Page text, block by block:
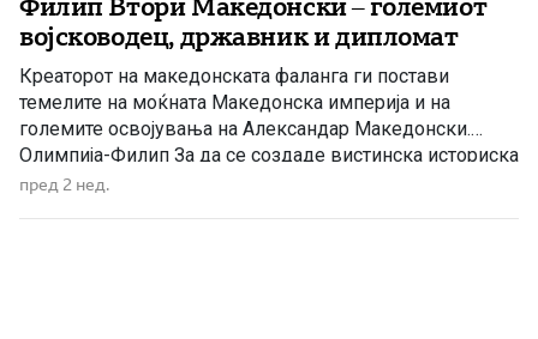
Филип Втори Македонски – големиот
војсководец, државник и дипломат
Креаторот на македонската фаланга ги постави
темелите на моќната Македонска империја и на
големите освојувања на Александар Македонски.
Олимпија-Филип За да се создаде вистинска историска
слика за Филип Втори Македонски, неопходно е
пред 2 нед.